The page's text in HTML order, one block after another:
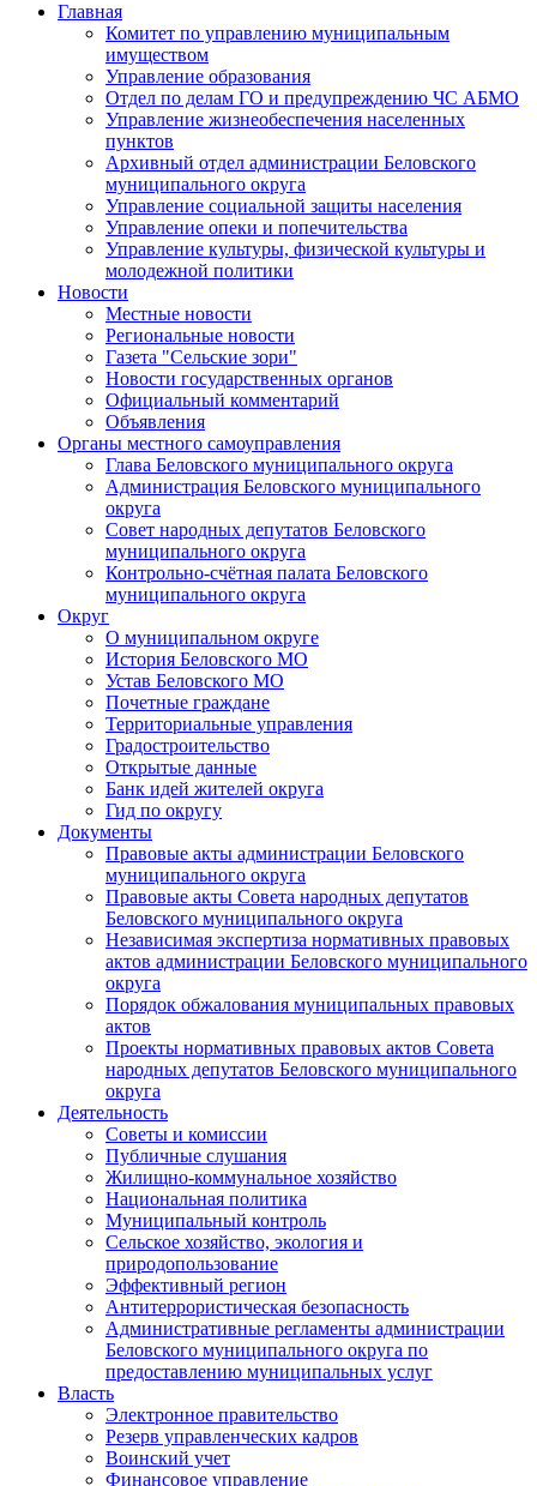
Главная
Комитет по управлению муниципальным
имуществом
Управление образования
Отдел по делам ГО и предупреждению ЧС АБМО
Управление жизнеобеспечения населенных
пунктов
Архивный отдел администрации Беловского
муниципального округа
Управление социальной защиты населения
Управление опеки и попечительства
Управление культуры, физической культуры и
молодежной политики
Новости
Местные новости
Региональные новости
Газета "Сельские зори"
Новости государственных органов
Официальный комментарий
Объявления
Органы местного самоуправления
Глава Беловского муниципального округа
Администрация Беловского муниципального
округа
Совет народных депутатов Беловского
муниципального округа
Контрольно-счётная палата Беловского
муниципального округа
Округ
О муниципальном округе
История Беловского МО
Устав Беловского МО
Почетные граждане
Территориальные управления
Градостроительство
Открытые данные
Банк идей жителей округа
Гид по округу
Документы
Правовые акты администрации Беловского
муниципального округа
Правовые акты Совета народных депутатов
Беловского муниципального округа
Независимая экспертиза нормативных правовых
актов администрации Беловского муниципального
округа
Порядок обжалования муниципальных правовых
актов
Проекты нормативных правовых актов Совета
народных депутатов Беловского муниципального
округа
Деятельность
Советы и комиссии
Публичные слушания
Жилищно-коммунальное хозяйство
Национальная политика
Муниципальный контроль
Сельское хозяйство, экология и
природопользование
Эффективный регион
Антитеррористическая безопасность
Административные регламенты администрации
Беловского муниципального округа по
предоставлению муниципальных услуг
Власть
Электронное правительство
Резерв управленческих кадров
Воинский учет
Финансовое управление